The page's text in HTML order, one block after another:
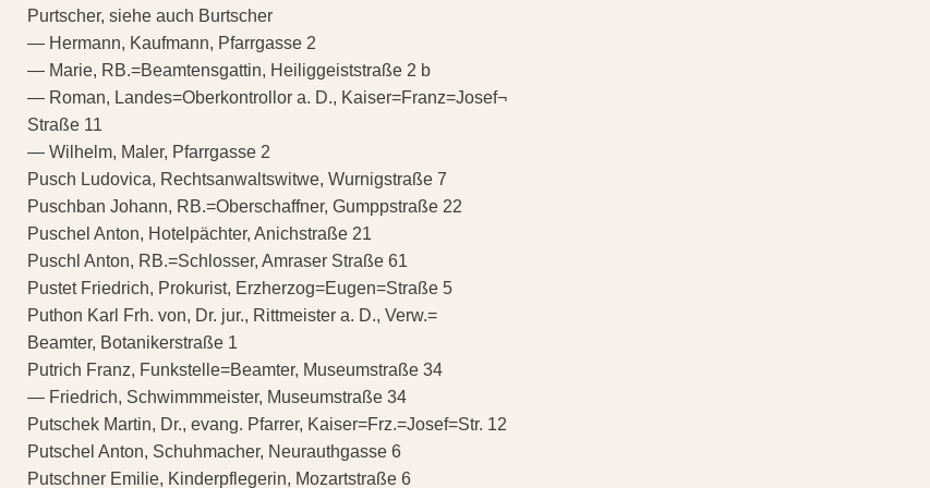
Purtscher, siehe auch Burtscher
— Hermann, Kaufmann, Pfarrgasse 2
— Marie, RB.=Beamtensgattin, Heiliggeiststraße 2 b
— Roman, Landes=Oberkontrollor a. D., Kaiser=Franz=Josef¬
Straße 11
— Wilhelm, Maler, Pfarrgasse 2
Pusch Ludovica, Rechtsanwaltswitwe, Wurnigstraße 7
Puschban Johann, RB.=Oberschaffner, Gumppstraße 22
Puschel Anton, Hotelpächter, Anichstraße 21
Puschl Anton, RB.=Schlosser, Amraser Straße 61
Pustet Friedrich, Prokurist, Erzherzog=Eugen=Straße 5
Puthon Karl Frh. von, Dr. jur., Rittmeister a. D., Verw.=
Beamter, Botanikerstraße 1
Putrich Franz, Funkstelle=Beamter, Museumstraße 34
— Friedrich, Schwimmmeister, Museumstraße 34
Putschek Martin, Dr., evang. Pfarrer, Kaiser=Frz.=Josef=Str. 12
Putschel Anton, Schuhmacher, Neurauthgasse 6
Putschner Emilie, Kinderpflegerin, Mozartstraße 6